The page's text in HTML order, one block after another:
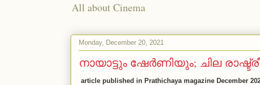
All about Cinema
Monday, December 20, 2021
നായാട്ടും ഷേര്‍ണിയും; ചില
article published in Prathichaya magazine December